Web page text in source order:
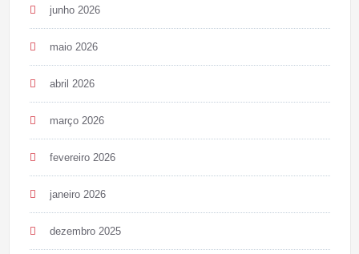
junho 2026
maio 2026
abril 2026
março 2026
fevereiro 2026
janeiro 2026
dezembro 2025